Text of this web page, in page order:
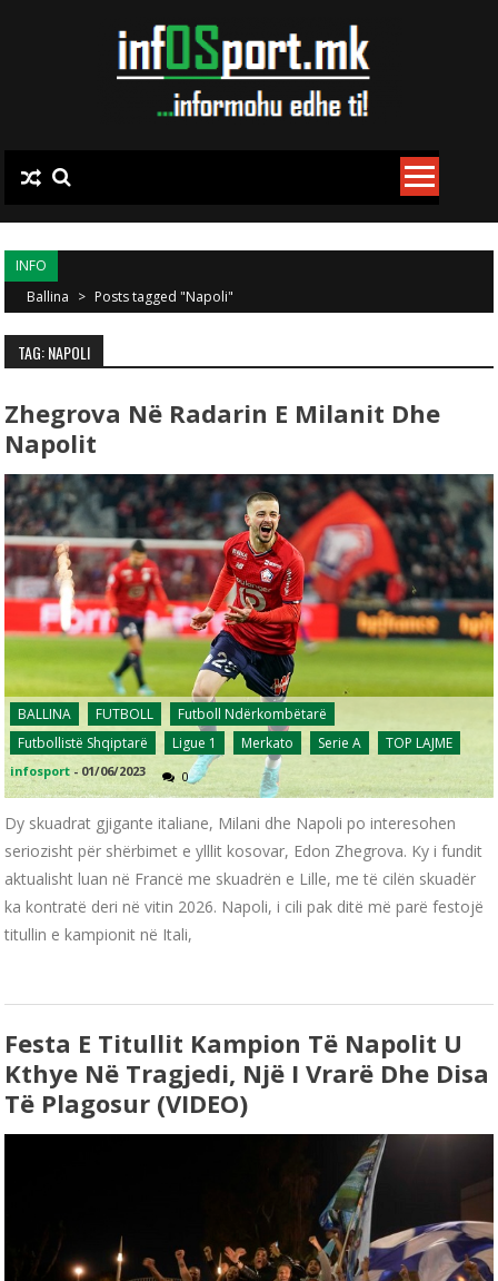
INFO
Ballina > Posts tagged "Napoli"
TAG: NAPOLI
Zhegrova Në Radarin E Milanit Dhe
Napolit
BALLINA FUTBOLL
Futboll Ndërkombëtarë
Futbollistë Shqiptarë
Ligue 1 Merkato Serie A TOP LAJME
infosport - 01/06/2023 0
Dy skuadrat gjigante italiane, Milani dhe Napoli po interesohen
seriozisht për shërbimet e ylllit kosovar, Edon Zhegrova. Ky i fundit
aktualisht luan në Francë me skuadrën e Lille, me të cilën skuadër
ka kontratë deri në vitin 2026. Napoli, i cili pak ditë më parë festojë
titullin e kampionit në Itali,
Festa E Titullit Kampion Të Napolit U
Kthye Në Tragjedi, Një I Vrarë Dhe Disa
Të Plagosur (VIDEO)